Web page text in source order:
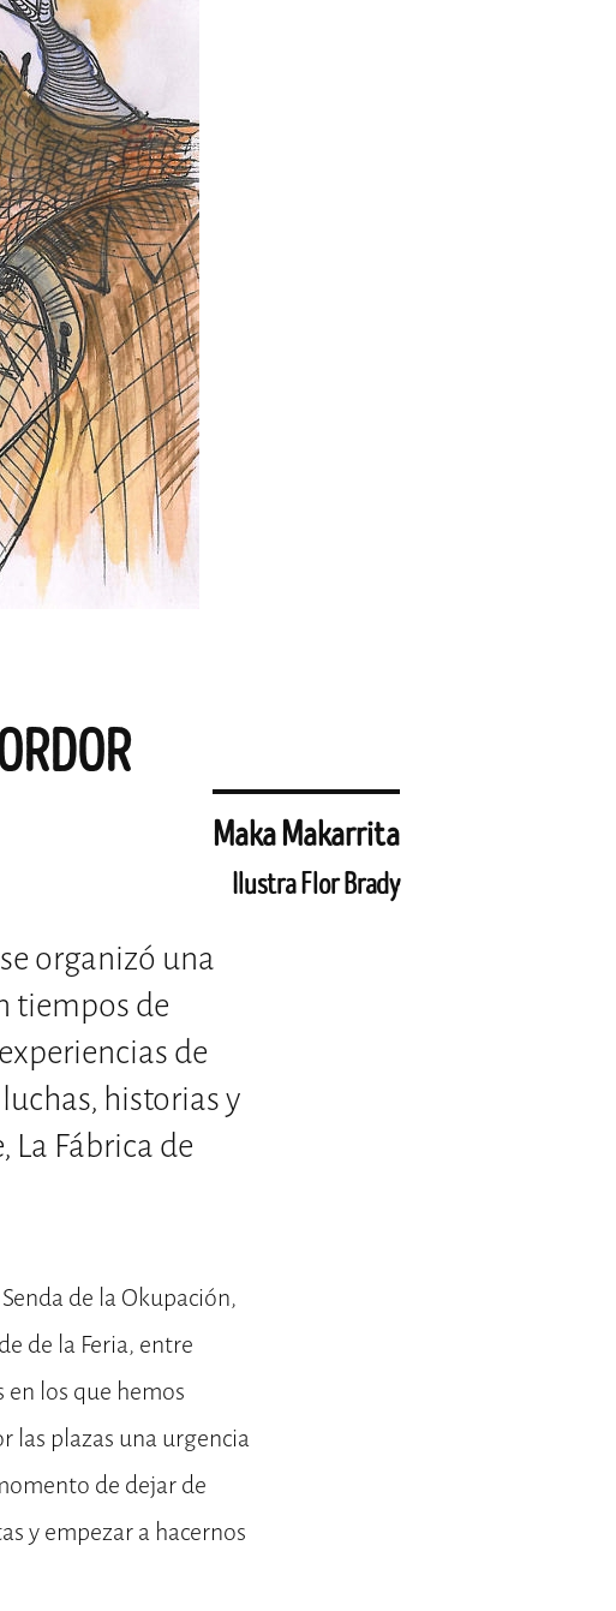
Maka Makarrita
Ilustra Flor Brady
organizó una
tiempos de
de
historias y
La Fábrica de
de la Okupación,
de la Feria, entre
los que hemos
las plazas una urgencia
de dejar de
y empezar a hacernos